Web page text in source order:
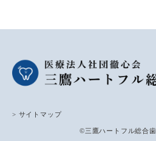
> サイトマップ
©三鷹ハートフル総合